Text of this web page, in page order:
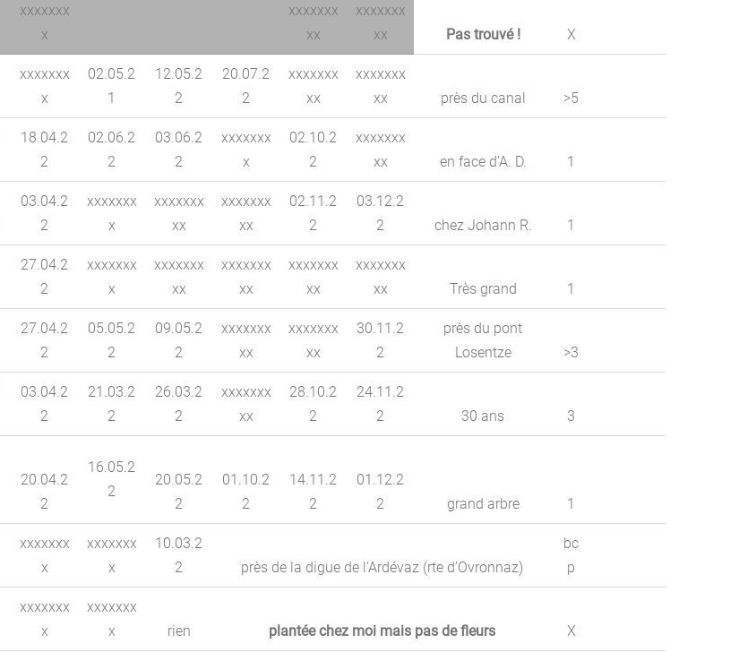
xxxxxxx
x
xxxxxxx
xx
xxxxxxx
xx
Pas trouvé ! X
xxxxxxx
x
02.05.2
1
12.05.2
2
20.07.2
2
xxxxxxx
xx
xxxxxxx
xx
près du canal >5
18.04.2
2
02.06.2
2
03.06.2
2
xxxxxxx
x
02.10.2
2
xxxxxxx
xx
en face d’A. D. 1
03.04.2
2
xxxxxxx
x
xxxxxxx
xx
xxxxxxx
xx
02.11.2
2
03.12.2
2
chez Johann R. 1
27.04.2
2
xxxxxxx
x
xxxxxxx
xx
xxxxxxx
xx
xxxxxxx
xx
xxxxxxx
xx
Très grand 1
27.04.2
2
05.05.2
2
09.05.2
2
xxxxxxx
xx
xxxxxxx
xx
30.11.2
2
près du pont
Losentze
>3
03.04.2
2
21.03.2
2
26.03.2
2
xxxxxxx
xx
28.10.2
2
24.11.2
2
30 ans 3
20.04.2
2
16.05.2
2
20.05.2
2
01.10.2
2
14.11.2
2
01.12.2
2
grand arbre 1
xxxxxxx
x
xxxxxxx
x
10.03.2
2
près de la digue de l’Ardévaz (rte d’Ovronnaz)
bc
p
xxxxxxx
x
xxxxxxx
x
rien plantée chez moi mais pas de fleurs X